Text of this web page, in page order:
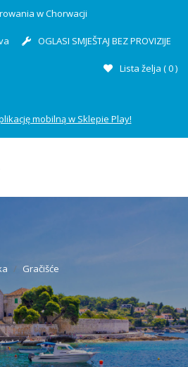
w Chorwacji
OGLASI SMJEŠTAJ BEZ PROVIZIJE
Lista želja (0)
mobilną w Sklepie Play!
Gračišće